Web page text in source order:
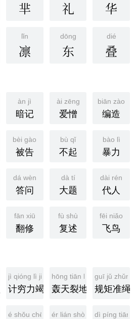
芈 礼 华
lǐn
凛
dōng
东
dié
叠
àn jì
暗记
ài zēng
爱憎
biān zào
编造
bèi gào
被告
bù qǐ
不起
bào lì
暴力
dá wèn
答问
dà tí
大题
dài rén
代人
fān xiū
翻修
fù shù
复述
fēi niǎo
飞鸟
jì qióng lì jié
计穷力竭
hōng tiān liè dì
轰天裂地
guī jǔ zhǔn
规矩准绳
é shǒu chēng qìngér lián shòu rǎodì píng tiān